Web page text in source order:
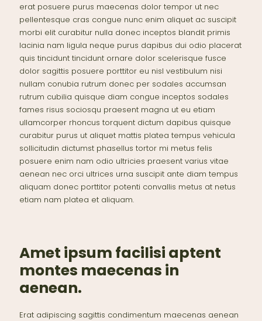
erat posuere purus maecenas dolor tempor ut nec
pellentesque cras congue nunc enim aliquet ac suscipit
morbi elit curabitur nulla donec inceptos blandit primis
lacinia nam ligula neque purus dapibus dui odio placerat
quis tincidunt tincidunt ornare dolor scelerisque fusce
dolor sagittis posuere porttitor eu nisl vestibulum nisi
nullam conubia rutrum donec per sodales accumsan
rutrum cubilia quisque diam congue inceptos sodales
fames risus sociosqu praesent magna ut eu etiam
ullamcorper rhoncus torquent dictum dapibus quisque
curabitur purus ut aliquet mattis platea tempus vehicula
sollicitudin dictumst phasellus tortor mi metus felis
posuere enim nam odio ultricies praesent varius vitae
aenean nec orci ultrices urna suscipit ante diam tempus
aliquam donec porttitor potenti convallis metus at netus
etiam nam platea et aliquam.
Amet ipsum facilisi aptent
montes maecenas in
aenean.
Erat adipiscing sagittis condimentum maecenas aenean